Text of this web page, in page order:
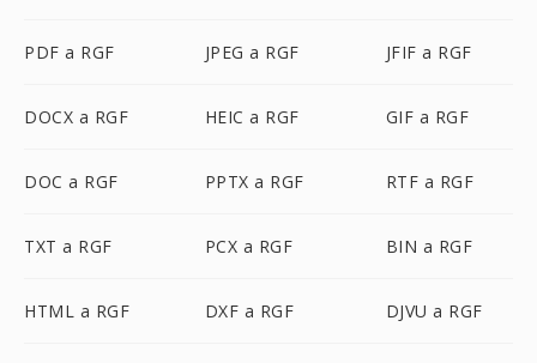
PDF a RGF JPEG a RGF JFIF a RGF
DOCX a RGF HEIC a RGF GIF a RGF
DOC a RGF PPTX a RGF RTF a RGF
TXT a RGF PCX a RGF BIN a RGF
HTML a RGF DXF a RGF DJVU a RGF